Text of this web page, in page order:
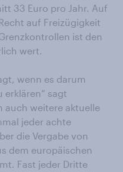
33 Euro pro Jahr. Auf
auf Freizügigkeit
ist den
wert.
wenn es darum
erklären“ sagt
auch weitere aktuelle
jeder achte
die Vergabe von
dem europäischen
Fast jeder Dritte